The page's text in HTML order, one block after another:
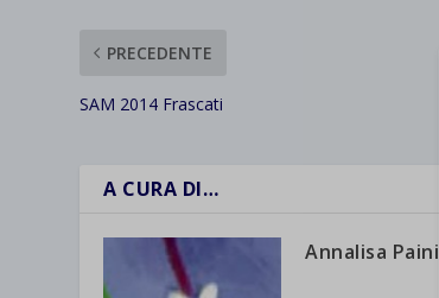
PRECEDENTE
SAM 2014 Frascati
A CURA DI…
Annalisa Paini